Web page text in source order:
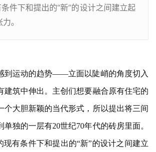
件下和提出的“新”的设计之间建立起
。
到运动的趋势——立面以陡峭的角度切入
建筑中伸出。主创们想要融合原有住宅的
个大胆新颖的当代形式，所以提出将三间
单独的一层有20世纪70年代的砖房里面。
现有条件下和提出的“新”的设计之间建立